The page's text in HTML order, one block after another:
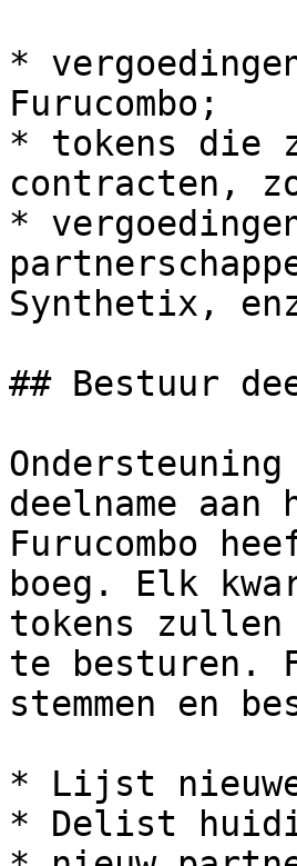
*
Furucombo;
* tokens die
contracten,
*
Synthetix,
## Bestuur
deelname
Furucombo
boeg. Elk
tokens zullen
te besturen.
stemmen en
* Lijst
* Delist